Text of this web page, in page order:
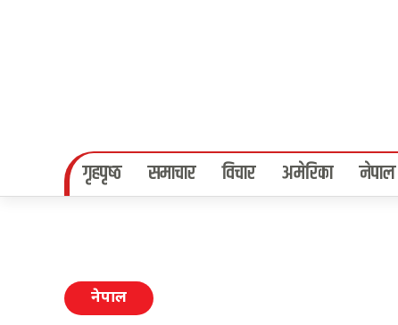
गृहपृष्‍ठ समाचार विचार अमेरिका नेपाल
नेपाल